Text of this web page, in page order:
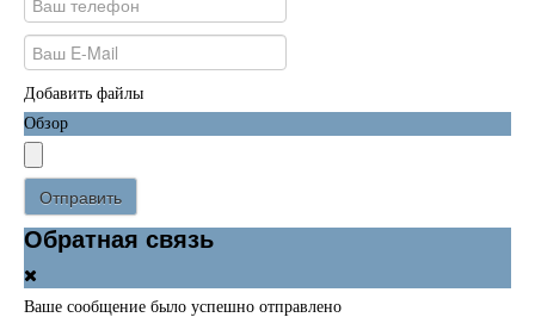
Добавить файлы
Обзор
Отправить
Обратная связь
Ваше сообщение было успешно отправлено